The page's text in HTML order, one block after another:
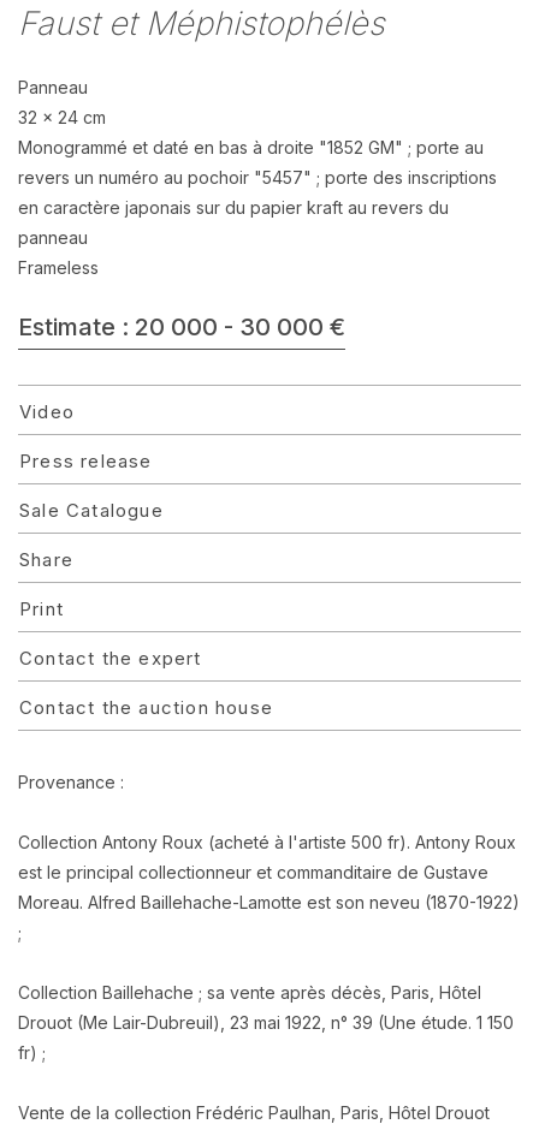
Faust et Méphistophélès
Panneau
32 x 24 cm
Monogrammé et daté en bas à droite "1852 GM" ; porte au
revers un numéro au pochoir "5457" ; porte des inscriptions
en caractère japonais sur du papier kraft au revers du
panneau
Frameless
Estimate : 20 000 - 30 000 €
Video
Press release
Sale Catalogue
Share
Print
Contact the expert
Contact the auction house
Provenance :
Collection Antony Roux (acheté à l'artiste 500 fr). Antony Roux
est le principal collectionneur et commanditaire de Gustave
Moreau. Alfred Baillehache-Lamotte est son neveu (1870-1922)
;
Collection Baillehache ; sa vente après décès, Paris, Hôtel
Drouot (Me Lair-Dubreuil), 23 mai 1922, n° 39 (Une étude. 1 150
fr) ;
Vente de la collection Frédéric Paulhan, Paris, Hôtel Drouot